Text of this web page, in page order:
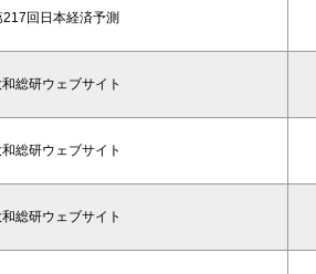
217回日本経済予測
総研ウェブサイト
総研ウェブサイト
総研ウェブサイト